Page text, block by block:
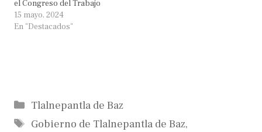
el Congreso del Trabajo
15 mayo, 2024
En "Destacados"
Categorías
Tlalnepantla de Baz
Etiquetas
Gobierno de Tlalnepantla de Baz,